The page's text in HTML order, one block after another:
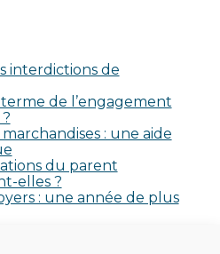
interdictions de
de l’engagement
: une aide
du parent
elles ?
: une année de plus